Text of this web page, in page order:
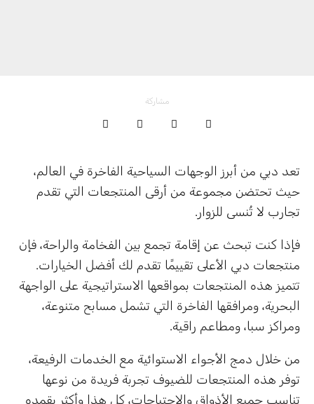
مشاركة
تعد دبي من أبرز الوجهات السياحية الفاخرة في العالم،
حيث تحتضن مجموعة من أرقى المنتجعات التي تقدم
تجارب لا تُنسى للزوار.
فإذا كنت تبحث عن إقامة تجمع بين الفخامة والراحة، فإن
منتجعات دبي الأعلى تقييمًا تقدم لك أفضل الخيارات.
تتميز هذه المنتجعات بمواقعها الاستراتيجية على الواجهة
البحرية، ومرافقها الفاخرة التي تشمل مسابح متنوعة،
ومراكز سبا، ومطاعم راقية.
من خلال دمج الأجواء الاستوائية مع الخدمات الرفيعة،
توفر هذه المنتجعات للضيوف تجربة فريدة من نوعها
تناسب جميع الأذواق والاحتياجات، كل هذا وأكثر يقمده